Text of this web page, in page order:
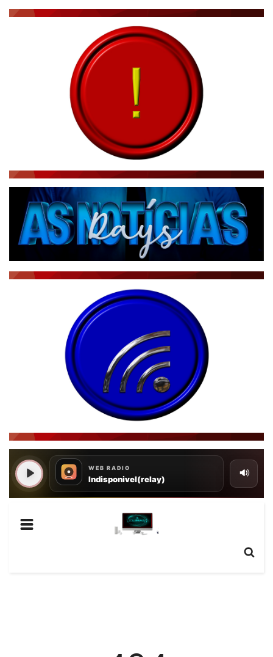
CN7
RÁDIO AGÊNCIA
NOTÍCIAS AO MINUTO
ACONTECEU...VIROU MANCHETE!
BLOGS & COLUNAS
DIÁRIO DO NORDESTE - ÚLTIMA HORA